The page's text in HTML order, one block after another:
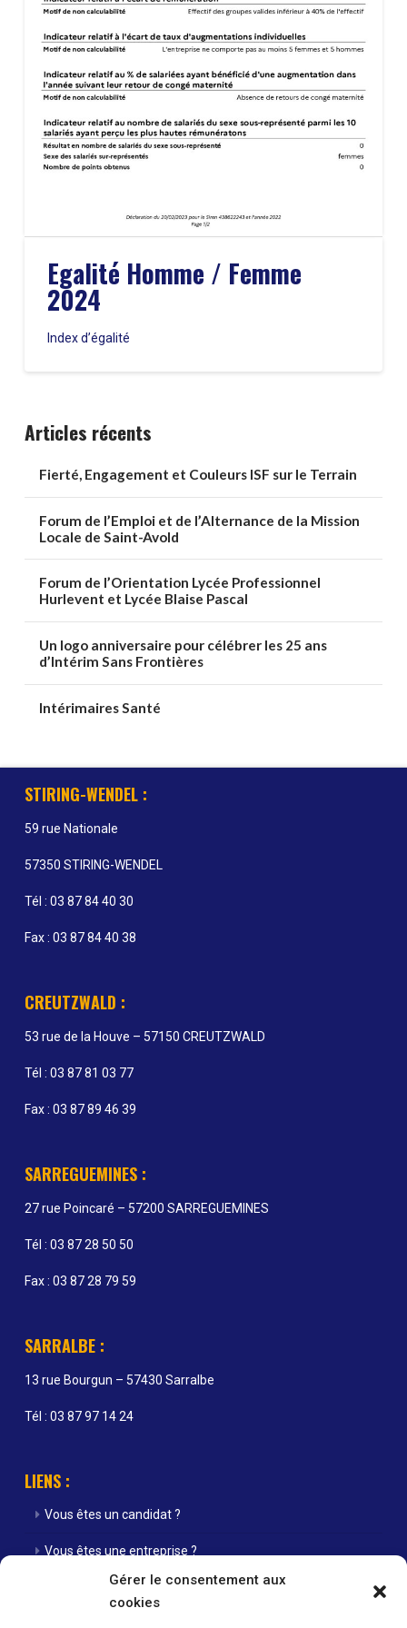
Gérer le consentement aux
cookies
Egalité Homme / Femme
2024
Index d’égalité
Articles récents
Fierté, Engagement et Couleurs ISF sur le Terrain
Forum de l’Emploi et de l’Alternance de la Mission
Locale de Saint-Avold
Forum de l’Orientation Lycée Professionnel
Hurlevent et Lycée Blaise Pascal
Un logo anniversaire pour célébrer les 25 ans
d’Intérim Sans Frontières
Intérimaires Santé
STIRING-WENDEL :
59 rue Nationale
57350 STIRING-WENDEL
Tél : 03 87 84 40 30
Fax : 03 87 84 40 38
CREUTZWALD :
53 rue de la Houve – 57150 CREUTZWALD
Tél : 03 87 81 03 77
Fax : 03 87 89 46 39
SARREGUEMINES :
27 rue Poincaré – 57200 SARREGUEMINES
Tél : 03 87 28 50 50
Fax : 03 87 28 79 59
SARRALBE :
13 rue Bourgun – 57430 Sarralbe
Tél : 03 87 97 14 24
LIENS :
Vous êtes un candidat ?
Vous êtes une entreprise ?
Nos agences